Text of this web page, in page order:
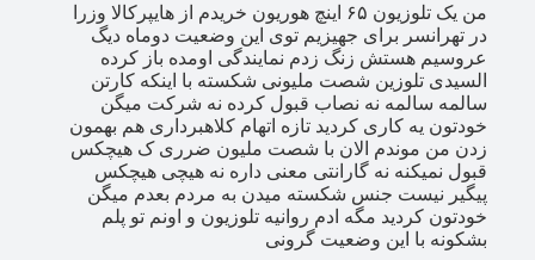
من یک تلوزیون ۶۵ اینچ هوریون خریدم از هایپرکالا وزرا
در تهرانسر برای جهیزیم توی این وضعیت دوماه دیگ
عروسیم هستش زنگ زدم نمایندگی اومده باز کرده
السیدی تلوزین شصت ملیونی شکسته با اینکه کارتن
سالمه سالمه نه نصاب قبول کرده نه شرکت میگن
خودتون یه کاری کردید تازه اتهام کلاهبرداری هم بهمون
زدن من موندم الان با شصت ملیون ضرری ک هیچکس
قبول نمیکنه نه گارانتی معنی داره نه هیچی هیچکس
پیگیر نیست جنس شکسته میدن به مردم بعدم میگن
خودتون کردید مگه ادم روانیه تلوزیون و اونم تو پلم
بشکونه با این وضعیت گرونی